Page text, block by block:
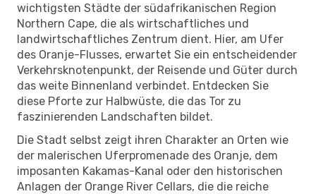
wichtigsten Städte der südafrikanischen Region
Northern Cape, die als wirtschaftliches und
landwirtschaftliches Zentrum dient. Hier, am Ufer
des Oranje-Flusses, erwartet Sie ein entscheidender
Verkehrsknotenpunkt, der Reisende und Güter durch
das weite Binnenland verbindet. Entdecken Sie
diese Pforte zur Halbwüste, die das Tor zu
faszinierenden Landschaften bildet.
Die Stadt selbst zeigt ihren Charakter an Orten wie
der malerischen Uferpromenade des Oranje, dem
imposanten Kakamas-Kanal oder den historischen
Anlagen der Orange River Cellars, die die reiche